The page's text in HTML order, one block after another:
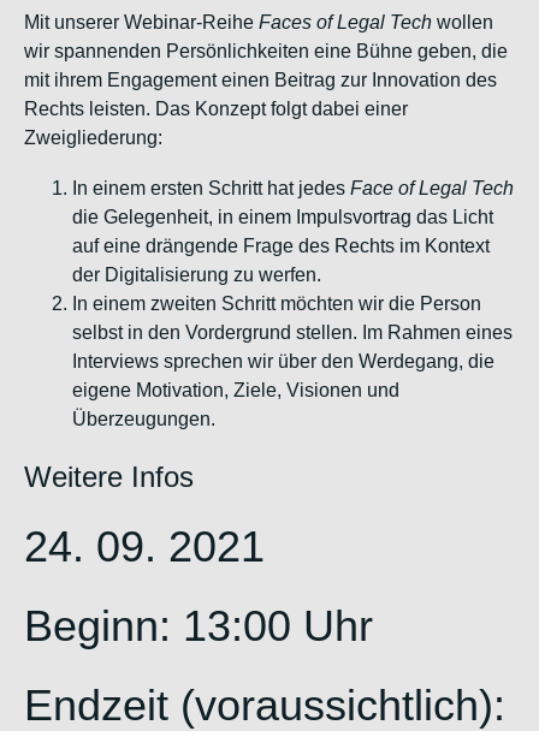
Mit unserer Webinar-Reihe Faces of Legal Tech wollen
wir spannenden Persönlichkeiten eine Bühne geben, die
mit ihrem Engagement einen Beitrag zur Innovation des
Rechts leisten. Das Konzept folgt dabei einer
Zweigliederung:
In einem ersten Schritt hat jedes Face of Legal Tech
die Gelegenheit, in einem Impulsvortrag das Licht
auf eine drängende Frage des Rechts im Kontext
der Digitalisierung zu werfen.
In einem zweiten Schritt möchten wir die Person
selbst in den Vordergrund stellen. Im Rahmen eines
Interviews sprechen wir über den Werdegang, die
eigene Motivation, Ziele, Visionen und
Überzeugungen.
Weitere Infos
24. 09. 2021
Beginn: 13:00 Uhr
Endzeit (voraussichtlich):